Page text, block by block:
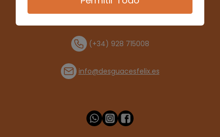
(+34) 928 715008
info@desguacesfelix.es